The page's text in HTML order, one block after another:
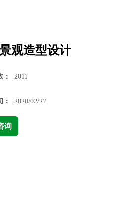
观造型设计
： 2011
： 2020/02/27
询